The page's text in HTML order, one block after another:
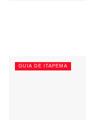
GUIA DE ITAPEMA